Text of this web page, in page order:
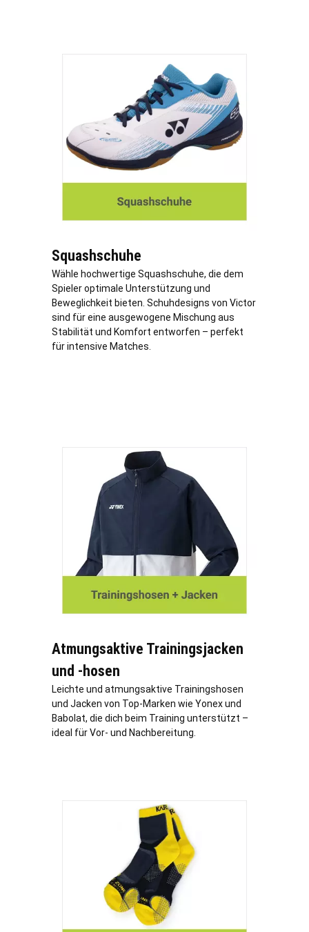
Squashschuhe
Wähle hochwertige Squashschuhe, die dem
Spieler optimale Unterstützung und
Beweglichkeit bieten. Schuhdesigns von Victor
sind für eine ausgewogene Mischung aus
Stabilität und Komfort entworfen – perfekt
für intensive Matches.
Atmungsaktive Trainingsjacken
und -hosen
Leichte und atmungsaktive Trainingshosen
und Jacken von Top-Marken wie Yonex und
Babolat, die dich beim Training unterstützt –
ideal für Vor- und Nachbereitung.